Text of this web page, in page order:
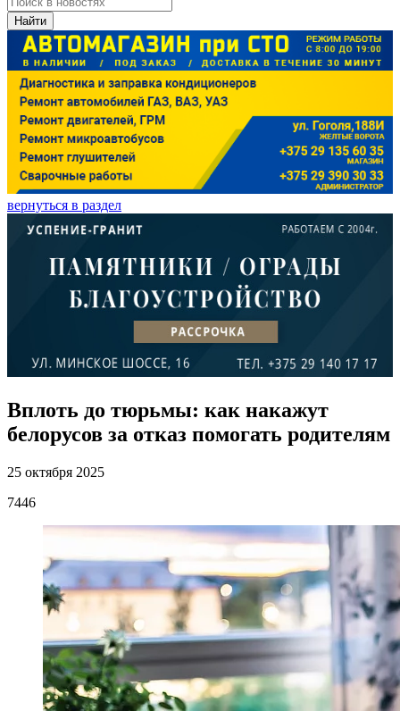
Найти
вернуться в раздел
Вплоть до тюрьмы: как накажут
белорусов за отказ помогать родителям
25 октября 2025
7446